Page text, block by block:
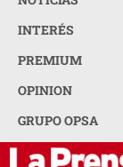
INTERÉS
PREMIUM
OPINION
GRUPO OPSA